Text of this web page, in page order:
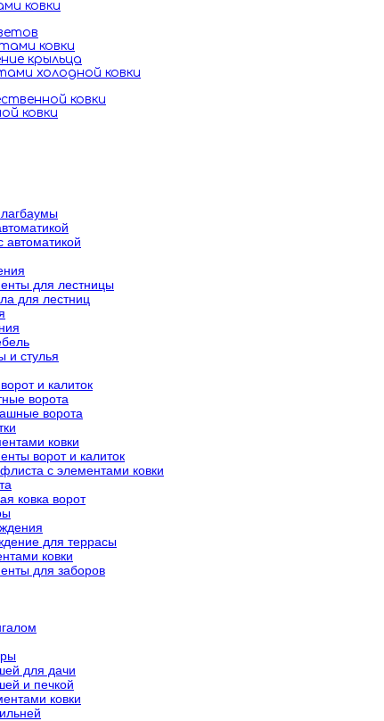
ковки
ковки
крыльца
холодной ковки
ковки
ковки
для лестницы
для лестниц
и стулья
и калиток
ворота
ворота
ковки
ворот и калиток
с элементами ковки
ковка ворот
для террасы
ковки
для заборов
для дачи
и печкой
ковки